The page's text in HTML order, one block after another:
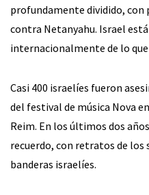
profundamente dividido, con
contra Netanyahu. Israel
internacionalmente de lo que
Casi 400 israelíes fueron
del festival de música Nova
Reim. En los últimos dos
recuerdo, con retratos de los
banderas israelíes.